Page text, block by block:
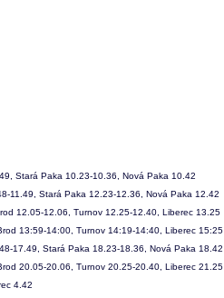
Stará Paka 10.23-10.36, Nová Paka 10.42
11.49, Stará Paka 12.23-12.36, Nová Paka 12.42
12.05-12.06, Turnov 12.25-12.40, Liberec 13.25
13:59-14:00, Turnov 14:19-14:40, Liberec 15:25
17.49, Stará Paka 18.23-18.36, Nová Paka 18.42
20.05-20.06, Turnov 20.25-20.40, Liberec 21.25
4.42